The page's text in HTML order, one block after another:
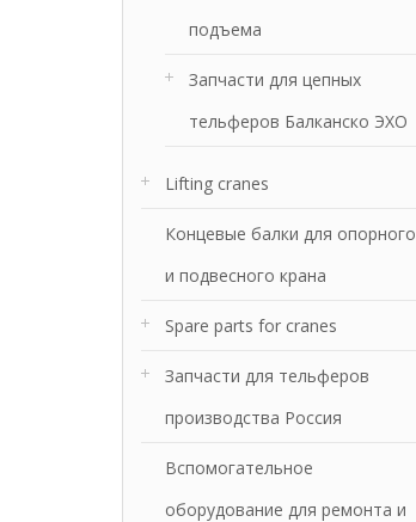
подъема
Запчасти для цепных
тельферов Балканско ЭХО
Lifting cranes
Концевые балки для опорного
и подвесного крана
Spare parts for cranes
Запчасти для тельферов
производства Россия
Вспомогательное
оборудование для ремонта и